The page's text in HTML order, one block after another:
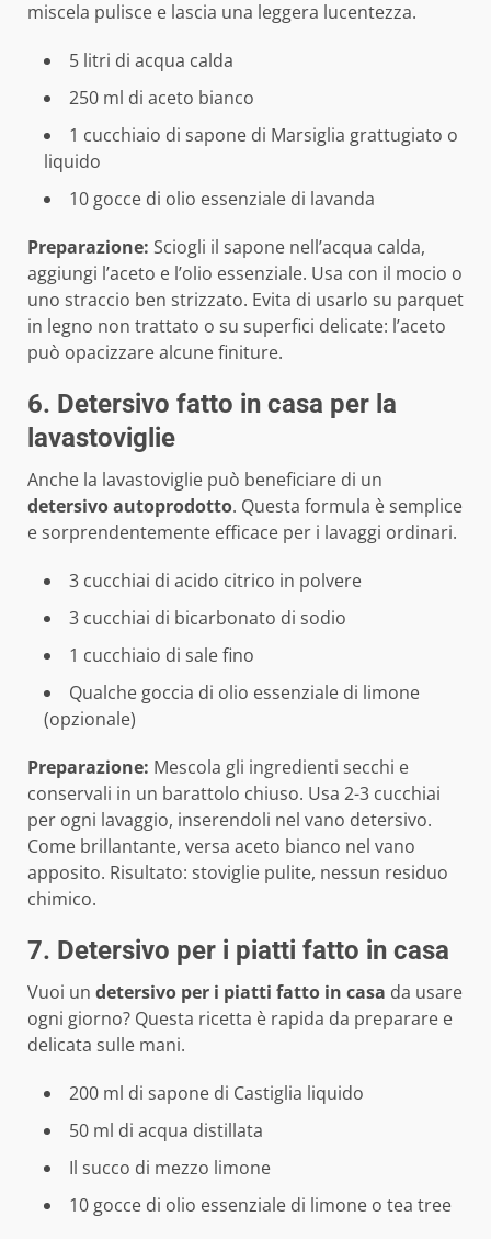
miscela pulisce e lascia una leggera lucentezza.
5 litri di acqua calda
250 ml di aceto bianco
1 cucchiaio di sapone di Marsiglia grattugiato o
liquido
10 gocce di olio essenziale di lavanda
Preparazione: Sciogli il sapone nell’acqua calda,
aggiungi l’aceto e l’olio essenziale. Usa con il mocio o
uno straccio ben strizzato. Evita di usarlo su parquet
in legno non trattato o su superfici delicate: l’aceto
può opacizzare alcune finiture.
6. Detersivo fatto in casa per la
lavastoviglie
Anche la lavastoviglie può beneficiare di un
detersivo autoprodotto. Questa formula è semplice
e sorprendentemente efficace per i lavaggi ordinari.
3 cucchiai di acido citrico in polvere
3 cucchiai di bicarbonato di sodio
1 cucchiaio di sale fino
Qualche goccia di olio essenziale di limone
(opzionale)
Preparazione: Mescola gli ingredienti secchi e
conservali in un barattolo chiuso. Usa 2-3 cucchiai
per ogni lavaggio, inserendoli nel vano detersivo.
Come brillantante, versa aceto bianco nel vano
apposito. Risultato: stoviglie pulite, nessun residuo
chimico.
7. Detersivo per i piatti fatto in casa
Vuoi un detersivo per i piatti fatto in casa da usare
ogni giorno? Questa ricetta è rapida da preparare e
delicata sulle mani.
200 ml di sapone di Castiglia liquido
50 ml di acqua distillata
Il succo di mezzo limone
10 gocce di olio essenziale di limone o tea tree